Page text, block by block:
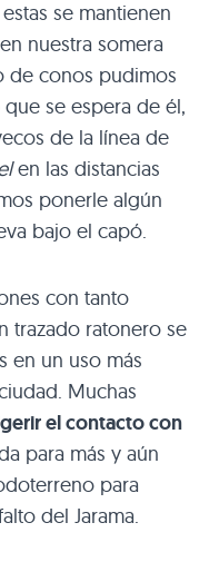
se mantienen
nuestra somera
de conos pudimos
se espera de él,
de la línea de
en las distancias
ponerle algún
bajo el capó.
con tanto
trazado ratonero se
en un uso más
Muchas
el contacto con
para más y aún
para
del Jarama.